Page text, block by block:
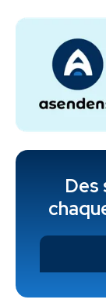
Des